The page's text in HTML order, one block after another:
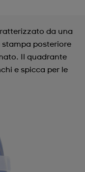
da una
posteriore
Il quadrante
e spicca per le